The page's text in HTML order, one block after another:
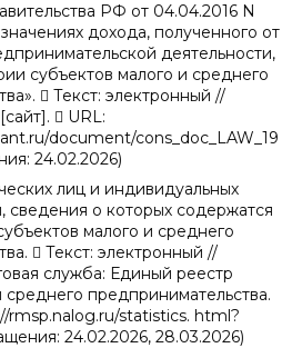
РФ от 04.04.2016 N
дохода, полученного от
деятельности,
субъектов малого и среднего
 Текст: электронный //
 URL:
document/cons_doc_LAW_19
24.02.2026)
лиц и индивидуальных
сведения о которых содержатся
малого и среднего
 Текст: электронный //
служба: Единый реестр
среднего предпринимательства.
rmsp.nalog.ru/statistics. html?
24.02.2026, 28.03.2026)